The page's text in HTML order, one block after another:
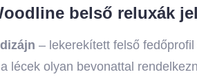
belső reluxák
– lekerekített felső
lécek olyan bevonattal